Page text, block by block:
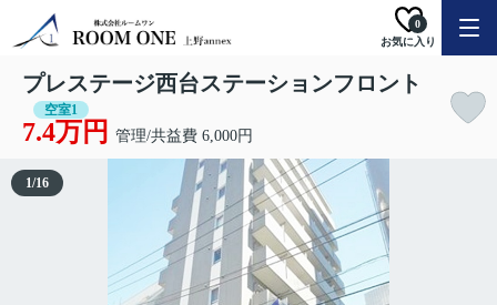
お気に入り
0
プレステージ西台ステーションフロント
空室1
7.4万円 管理/共益費 6,000円
1/16